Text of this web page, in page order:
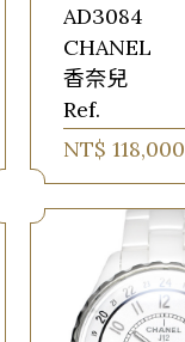
AD3084
CHANEL
香奈兒
Ref.
NT$ 118,000